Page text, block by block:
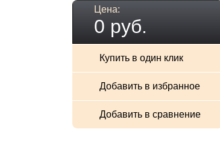
Цена:
0 руб.
Купить в один клик
Добавить в избранное
Добавить в сравнение